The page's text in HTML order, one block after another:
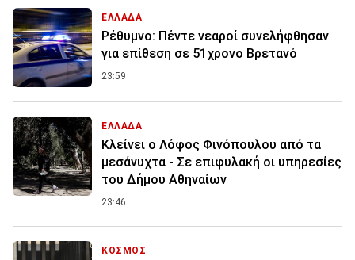
ΕΛΛΑΔΑ
Ρέθυμνο: Πέντε νεαροί συνελήφθησαν
για επίθεση σε 51χρονο Βρετανό
23:59
ΕΛΛΑΔΑ
Κλείνει ο Λόφος Φινόπουλου από τα
μεσάνυχτα - Σε επιφυλακή οι υπηρεσίες
του Δήμου Αθηναίων
23:46
ΚΟΣΜΟΣ